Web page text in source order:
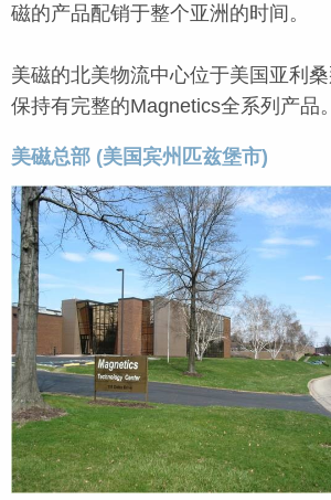
磁的产品配销于整个亚洲的时间。
美磁的北美物流中心位于美国亚利桑
保持有完整的Magnetics全系列产品。
美磁总部 (美国宾州匹兹堡市)